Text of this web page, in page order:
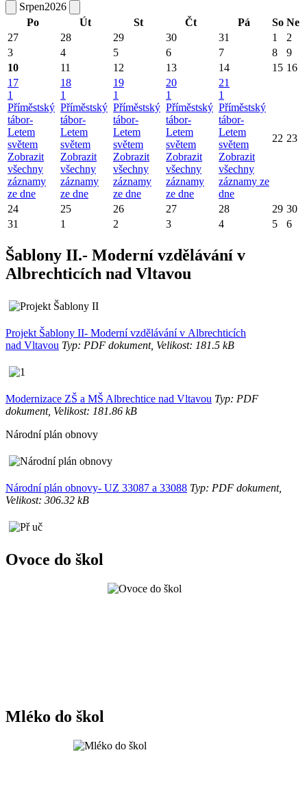
Srpen2026
Po
Út St Čt Pá So Ne
27
28 29 30 31 1
2
3
4 5 6 7 8
9
10
11 12 13 14 15 16
17
1
Příměstský
tábor-
Letem
světem
Zobrazit
všechny
záznamy
ze dne
18
1
Příměstský
tábor-
Letem
světem
Zobrazit
všechny
záznamy
ze dne
19
1
Příměstský
tábor-
Letem
světem
Zobrazit
všechny
záznamy
ze dne
20
1
Příměstský
tábor-
Letem
světem
Zobrazit
všechny
záznamy
ze dne
21
1
Příměstský
tábor-
Letem
světem
Zobrazit
všechny
záznamy ze
dne
22 23
24 25 26 27 28 29 30
31
1 2 3 4 5 6
Šablony II.- Moderní vzdělávání v
Albrechticích nad Vltavou
Projekt Šablony II- Moderní vzdělávání v Albrechticích
nad Vltavou Typ: PDF dokument, Velikost: 181.5 kB
Modernizace ZŠ a MŠ Albrechtice nad Vltavou Typ: PDF
dokument, Velikost: 181.86 kB
Národní plán obnovy
Národní plán obnovy- UZ 33087 a 33088 Typ: PDF dokument,
Velikost: 306.32 kB
Ovoce do škol
Mléko do škol